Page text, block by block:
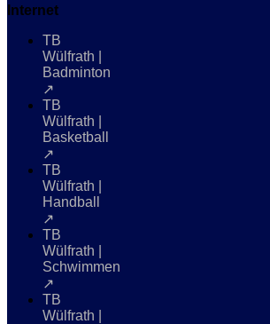
Internet
TB
Wülfrath |
Badminton
↗
TB
Wülfrath |
Basketball
↗
TB
Wülfrath |
Handball
↗
TB
Wülfrath |
Schwimmen
↗
TB
Wülfrath |